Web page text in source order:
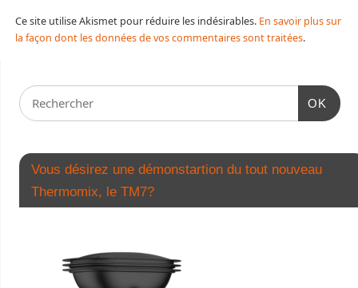
Ce site utilise Akismet pour réduire les indésirables. En savoir plus sur
la façon dont les données de vos commentaires sont traitées.
OK
Vous désirez une démonstartion du tout nouveau
Thermomix, le TM7?